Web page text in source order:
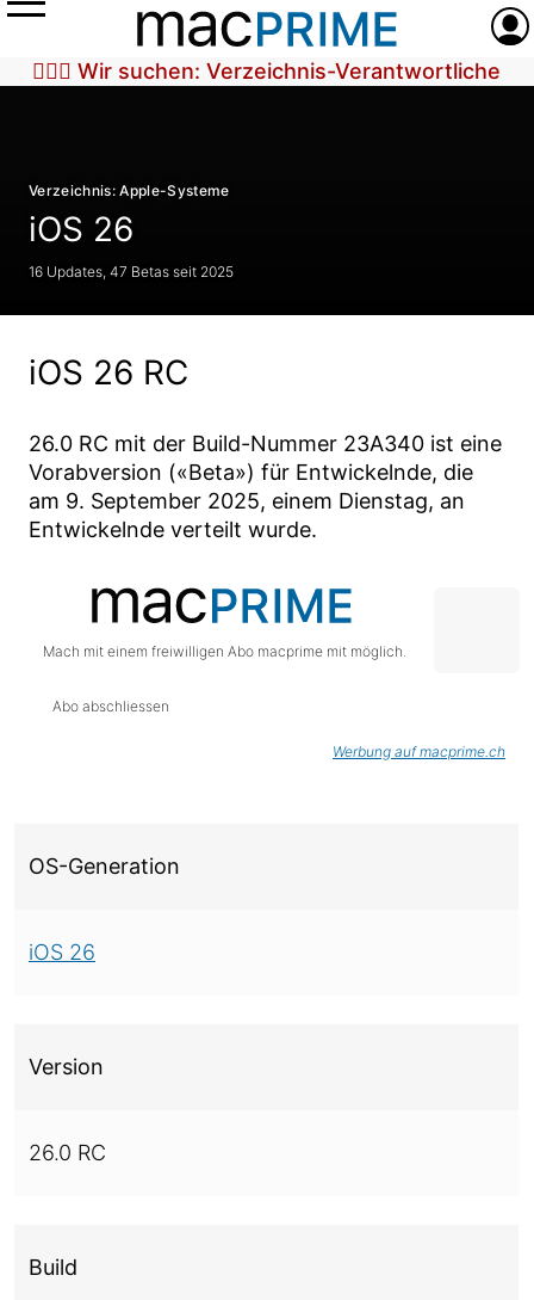
Menü
🕵🏼‍♀️ Wir suchen: Verzeichnis-Verantwortliche
Verzeichnis: Apple-Systeme
iOS 26
16 Updates, 47 Betas seit 2025
iOS 26 RC
26.0 RC mit der Build-Nummer 23A340 ist eine
Vorabversion («Beta») für Entwickelnde, die
am 9. September 2025, einem Dienstag, an
Entwickelnde verteilt wurde.
Mach mit einem freiwilligen Abo macprime mit möglich.
Abo abschliessen
Werbung auf macprime.ch
OS-Generation
iOS 26
Version
26.0 RC
Build